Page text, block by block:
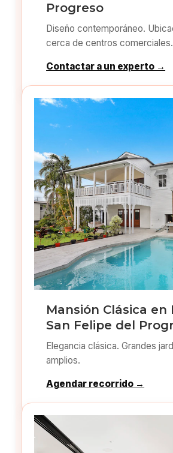
Progreso
Diseño contemporáneo.
cerca de centros comerciales.
Contactar a un experto →
Mansión Clásica en
San Felipe del
Elegancia clásica. Grandes
amplios.
Agendar recorrido →